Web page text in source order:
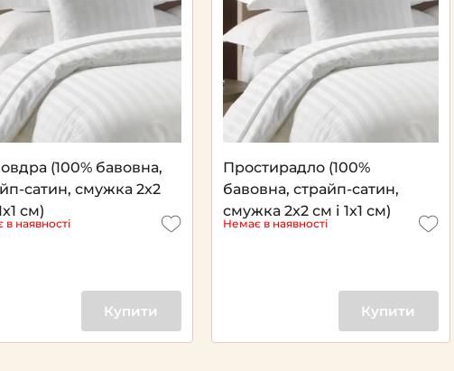
(100% бавовна,
сатин, смужка 2x2
см)
наявності
Купити
Простирадло (100%
бавовна, страйп-сатин,
смужка 2x2 см і 1х1 см)
Немає в наявності
Купити
Next